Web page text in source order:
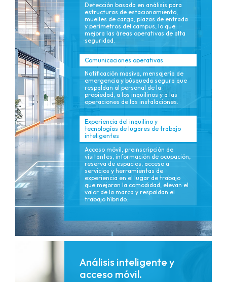
Detección basada en análisis para
estructuras de estacionamiento,
muelles de carga, plazas de entrada
y perímetros del campus, lo que
mejora las áreas operativas de alta
seguridad.
Comunicaciones operativas
Notificación masiva, mensajería de
emergencia y búsqueda segura que
respaldan al personal de la
propiedad, a los inquilinos y a las
operaciones de las instalaciones.
Experiencia del inquilino y
tecnologías de lugares de trabajo
inteligentes
Acceso móvil, preinscripción de
visitantes, información de ocupación,
reserva de espacios, acceso a
servicios y herramientas de
experiencia en el lugar de trabajo
que mejoran la comodidad, elevan el
valor de la marca y respaldan el
trabajo híbrido.
Análisis inteligente y
acceso móvil.